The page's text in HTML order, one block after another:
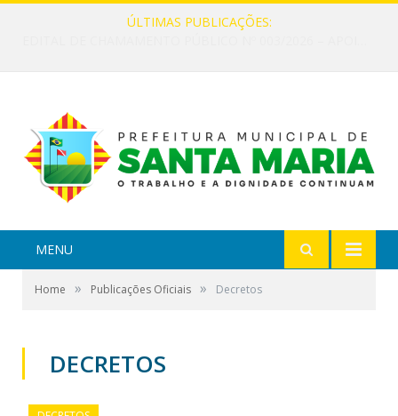
ÚLTIMAS PUBLICAÇÕES:
MENU
Home » Publicações Oficiais » Decretos
DECRETOS